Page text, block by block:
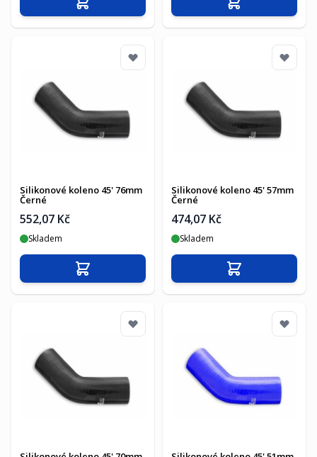
Přidat do košíku Přidat do košíku
Silikonové koleno 45' 76mm
Černé
552,07 Kč
Skladem
Přidat do košíku
Silikonové koleno 45' 57mm
Černé
474,07 Kč
Skladem
Přidat do košíku